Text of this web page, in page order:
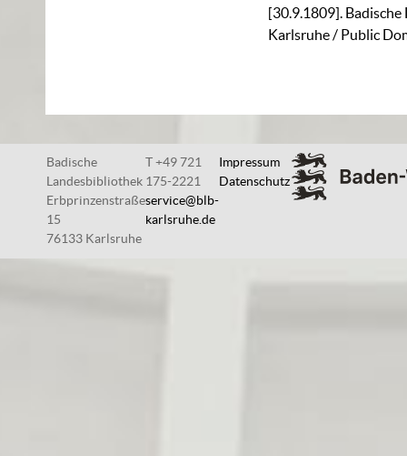
[30.9.1809].
Karlsruhe / Public
Badische
Landesbibliothek
Erbprinzenstraße
15
76133 Karlsruhe
T +49 721
175-2221
service@blb-
karlsruhe.de
Impressum
Datenschutz